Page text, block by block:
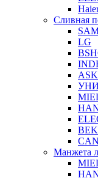
Сливная
LG
Манжета